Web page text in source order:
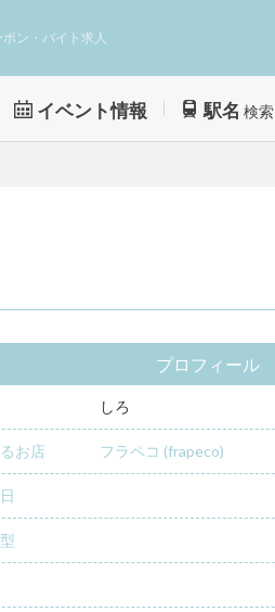
ン・バイト求人
イベント情報 駅名 検索
プロフィール
しろ
お店 フラペコ (frapeco)